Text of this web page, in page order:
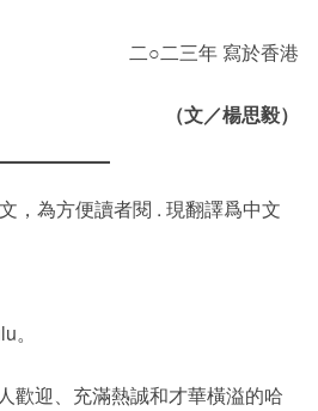
二○二三年 寫於香港
（文／楊思毅）
，為方便讀者閱 . 現翻譯爲中文
歡迎、充滿熱誠和才華橫溢的哈